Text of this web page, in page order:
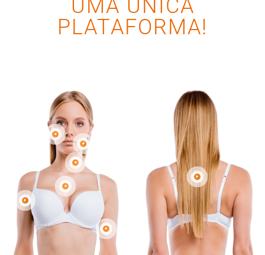
UMA ÚNICA
PLATAFORMA!